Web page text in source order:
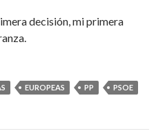
decisión, mi primera
EUROPEAS PP PSOE